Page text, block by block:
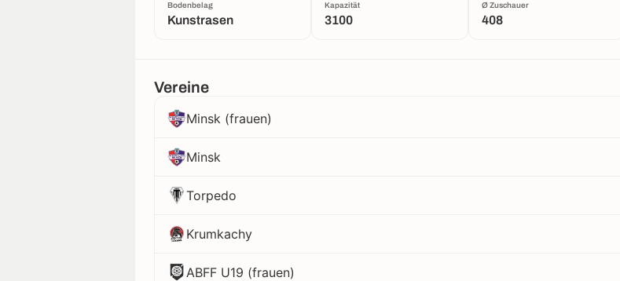
Bodenbelag
Kunstrasen
Kapazität
3100
Ø Zuschauer
408
Vereine
Minsk (frauen)
Minsk
Torpedo
Krumkachy
ABFF U19 (frauen)